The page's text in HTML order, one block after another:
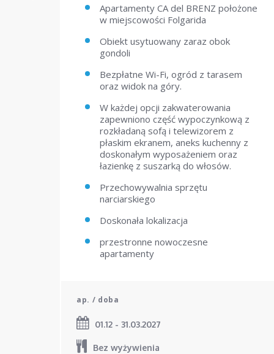
Apartamenty CA del BRENZ położone
w miejscowości Folgarida
Obiekt usytuowany zaraz obok
gondoli
Bezpłatne Wi-Fi, ogród z tarasem
oraz widok na góry.
W każdej opcji zakwaterowania
zapewniono część wypoczynkową z
rozkładaną sofą i telewizorem z
płaskim ekranem, aneks kuchenny z
doskonałym wyposażeniem oraz
łazienkę z suszarką do włosów.
Przechowywalnia sprzętu
narciarskiego
Doskonała lokalizacja
przestronne nowoczesne
apartamenty
ap. / doba
01.12 - 31.03.2027
Bez wyżywienia